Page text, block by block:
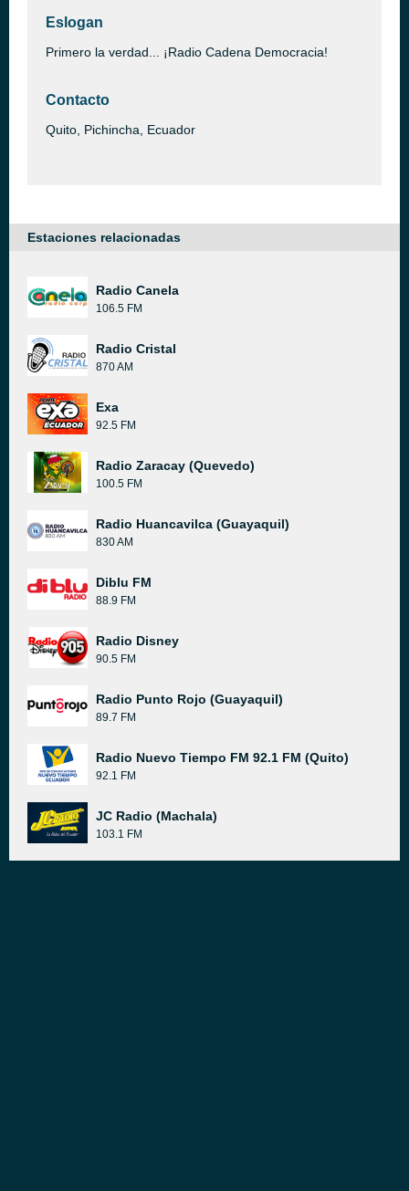
Eslogan
Primero la verdad... ¡Radio Cadena Democracia!
Contacto
Quito, Pichincha, Ecuador
Estaciones relacionadas
Radio Canela
106.5 FM
Radio Cristal
870 AM
Exa
92.5 FM
Radio Zaracay (Quevedo)
100.5 FM
Radio Huancavilca (Guayaquil)
830 AM
Diblu FM
88.9 FM
Radio Disney
90.5 FM
Radio Punto Rojo (Guayaquil)
89.7 FM
Radio Nuevo Tiempo FM 92.1 FM (Quito)
92.1 FM
JC Radio (Machala)
103.1 FM